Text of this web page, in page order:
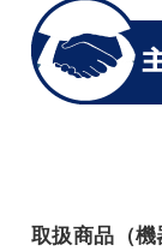
取扱商品（機